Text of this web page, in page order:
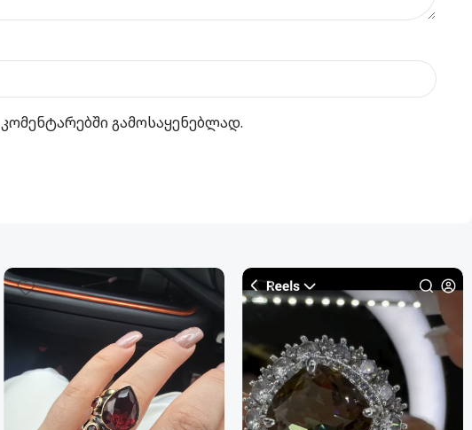
გამოსაყენებლად.